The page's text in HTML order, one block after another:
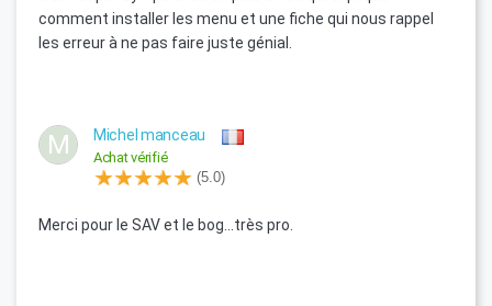
comment installer les menu et une fiche qui nous rappel
les erreur à ne pas faire juste génial.
M Michel manceau
Achat vérifié
(5.0)
Merci pour le SAV et le bog...très pro.